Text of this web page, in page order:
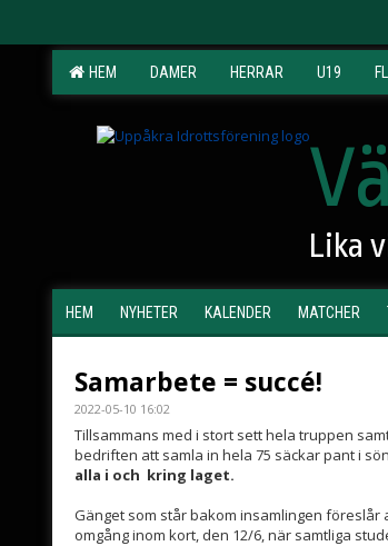
HEM DAMER HERRAR U19
Lika
HEM NYHETER KALENDER MATCHER
Samarbete = succé!
2022-05-10 16:02
Tillsammans med i stort sett hela truppen
bedriften att samla in hela 75 säckar pant i
alla i och kring laget.
Gänget som står bakom insamlingen föreslår
omgång inom kort, den 12/6, när samtliga